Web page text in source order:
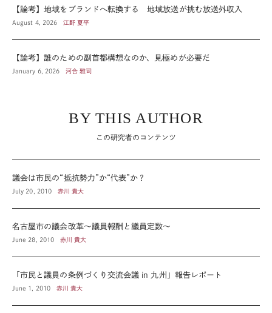
【論考】地域をブランドへ転換する 地域放送が挑む放送外収入
August 4, 2026 江野 夏平
【論考】誰のための副首都構想なのか、見極めが必要だ
January 6, 2026 河合 雅司
BY THIS AUTHOR
この研究者のコンテンツ
議会は市民の“抵抗勢力”か“代表”か？
July 20, 2010 赤川 貴大
名古屋市の議会改革～議員報酬と議員定数～
June 28, 2010 赤川 貴大
「市民と議員の条例づくり交流会議 in 九州」報告レポート
June 1, 2010 赤川 貴大